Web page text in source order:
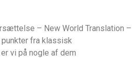
– New World Translation –
fra klassisk
vi på nogle af dem